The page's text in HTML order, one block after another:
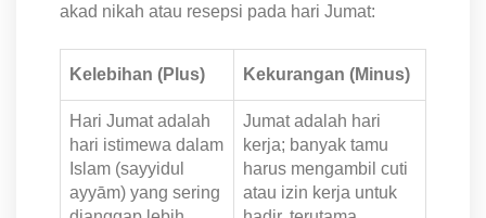
akad nikah atau resepsi pada hari Jumat:
Kelebihan (Plus) Kekurangan (Minus)
Hari Jumat adalah
hari istimewa dalam
Islam (sayyidul
ayyām) yang sering
Jumat adalah hari
kerja; banyak tamu
harus mengambil cuti
atau izin kerja untuk